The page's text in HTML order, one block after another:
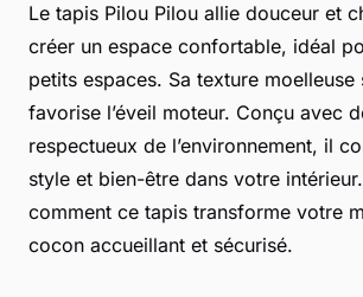
Le tapis Pilou Pilou allie douceur et
créer un espace confortable, idéal
petits espaces. Sa texture moelleuse
favorise l’éveil moteur. Conçu avec
respectueux de l’environnement, il
style et bien-être dans votre
comment ce tapis transforme votre
cocon accueillant et sécurisé.